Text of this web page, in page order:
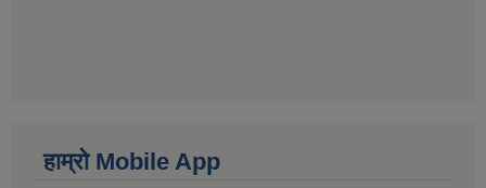
हाम्राे Mobile App